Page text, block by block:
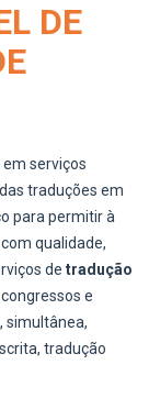
DE
serviços
traduções em
para permitir à
qualidade,
de tradução
e
simultânea,
tradução